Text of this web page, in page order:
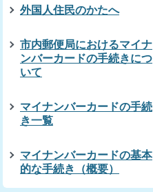
外国人住民のかたへ
市内郵便局におけるマイナ
ンバーカードの手続きにつ
いて
マイナンバーカードの手続
き一覧
マイナンバーカードの基本
的な手続き（概要）